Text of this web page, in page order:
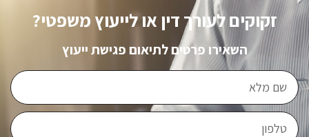
זקוקים לעורך דין או לייעוץ משפטי?
השאירו פרטים לתיאום פגישת ייעוץ